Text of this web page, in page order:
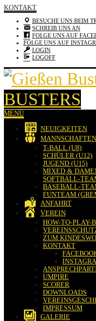
KONTAKT
BESUCHE UNS BEIM
SCHREIB UNS AN
FOLGE UNS AUF
FOLGE UNS AUF
LOGIN
LOGOFF
USTERS
MENÜ
NEUIGKEITEN
MANNSCHAFTEN
T-BALL (U8)
SCHÜLER (U12)
JUGEND (U15)
MIXED &
SOFTBALL-
BASEBALL-
FUNTEAM
ANFAHRT
VEREIN
HOW-TO-PLAY-
ZUM
KONTAKT
UMPIRE
SCORER
DOWNLOADS
IMPRESSUM
GALERIE